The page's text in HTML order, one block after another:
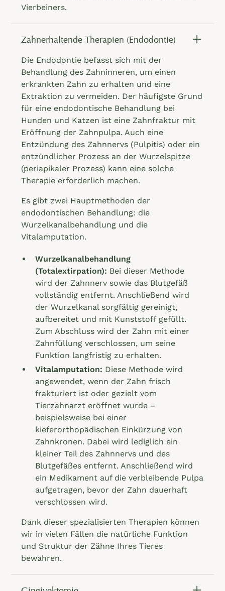
Vierbeiners.
Zahnerhaltende Therapien (Endodontie)
Die Endodontie befasst sich mit der
Behandlung des Zahninneren, um einen
erkrankten Zahn zu erhalten und eine
Extraktion zu vermeiden. Der häufigste Grund
für eine endodontische Behandlung bei
Hunden und Katzen ist eine Zahnfraktur mit
Eröffnung der Zahnpulpa. Auch eine
Entzündung des Zahnnervs (Pulpitis) oder ein
entzündlicher Prozess an der Wurzelspitze
(periapikaler Prozess) kann eine solche
Therapie erforderlich machen.
Es gibt zwei Hauptmethoden der
endodontischen Behandlung: die
Wurzelkanalbehandlung und die
Vitalamputation.
Wurzelkanalbehandlung
(Totalextirpation): Bei dieser Methode
wird der Zahnnerv sowie das Blutgefäß
vollständig entfernt. Anschließend wird
der Wurzelkanal sorgfältig gereinigt,
aufbereitet und mit Kunststoff gefüllt.
Zum Abschluss wird der Zahn mit einer
Zahnfüllung verschlossen, um seine
Funktion langfristig zu erhalten.
Vitalamputation: Diese Methode wird
angewendet, wenn der Zahn frisch
frakturiert ist oder gezielt vom
Tierzahnarzt eröffnet wurde –
beispielsweise bei einer
kieferorthopädischen Einkürzung von
Zahnkronen. Dabei wird lediglich ein
kleiner Teil des Zahnnervs und des
Blutgefäßes entfernt. Anschließend wird
ein Medikament auf die verbleibende Pulpa
aufgetragen, bevor der Zahn dauerhaft
verschlossen wird.
Dank dieser spezialisierten Therapien können
wir in vielen Fällen die natürliche Funktion
und Struktur der Zähne Ihres Tieres
bewahren.